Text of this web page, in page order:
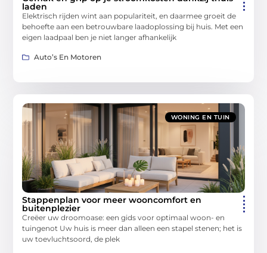
laden
Elektrisch rijden wint aan populariteit, en daarmee groeit de
behoefte aan een betrouwbare laadoplossing bij huis. Met een
eigen laadpaal ben je niet langer afhankelijk
Auto’s En Motoren
WONING EN TUIN
Stappenplan voor meer wooncomfort en
buitenplezier
Creëer uw droomoase: een gids voor optimaal woon- en
tuingenot Uw huis is meer dan alleen een stapel stenen; het is
uw toevluchtsoord, de plek